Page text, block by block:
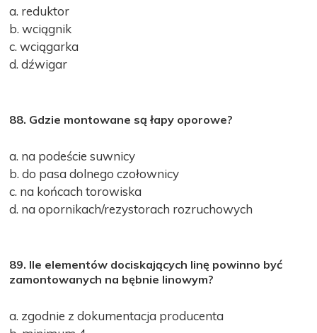
a. reduktor
b. wciągnik
c. wciągarka
d. dźwigar
88. Gdzie montowane są łapy oporowe?
a. na podeście suwnicy
b. do pasa dolnego czołownicy
c. na końcach torowiska
d. na opornikach/rezystorach rozruchowych
89. Ile elementów dociskających linę powinno być
zamontowanych na bębnie linowym?
a. zgodnie z dokumentacja producenta